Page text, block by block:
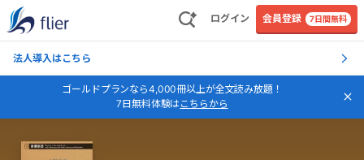
ログイン 会員登録 7日間無料
法人導入はこちら
ゴールドプランなら4,000冊以上が全文読み放題！
7日無料体験はこちらから